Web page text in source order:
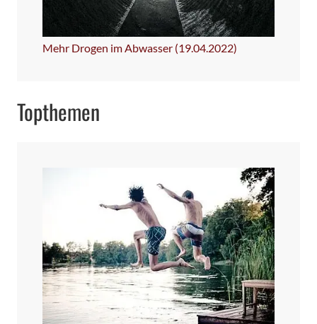
Mehr Drogen im Abwasser (19.04.2022)
Topthemen